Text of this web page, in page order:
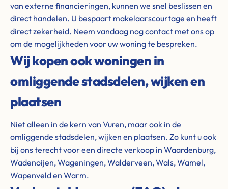
van externe financieringen, kunnen we snel beslissen en
direct handelen. U bespaart makelaarscourtage en heeft
direct zekerheid. Neem vandaag nog contact met ons op
om de mogelijkheden voor uw woning te bespreken.
Wij kopen ook woningen in
omliggende stadsdelen, wijken en
plaatsen
Niet alleen in de kern van Vuren, maar ook in de
omliggende stadsdelen, wijken en plaatsen. Zo kunt u ook
bij ons terecht voor een directe verkoop in Waardenburg,
Wadenoijen, Wageningen, Walderveen, Wals, Wamel,
Wapenveld en Warm.